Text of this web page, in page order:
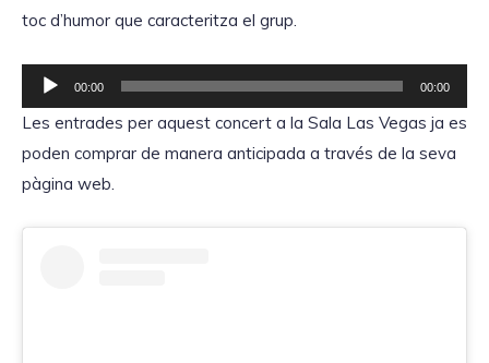
u
o
t
r
d
'
toc d’humor que caracteritza el grup.
e
r
o
d
00:00 00:00
Les entrades per aquest concert a la Sala Las Vegas ja es
poden comprar de manera anticipada a través de la seva
pàgina web.